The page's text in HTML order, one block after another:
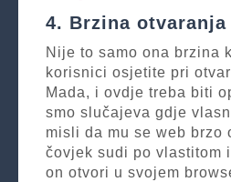
4. Brzina
Nije to samo ona brzina
korisnici osjetite pri
Mada, i ovdje treba biti
smo slučajeva gdje
misli da mu se web brzo
čovjek sudi po vlastitom
on otvori u svojem